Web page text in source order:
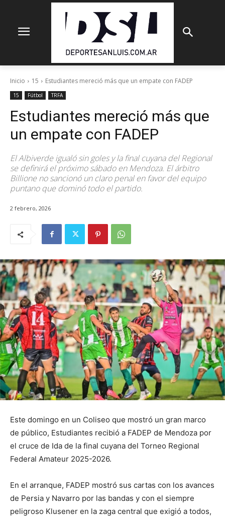
Inicio 15 Estudiantes mereció más que un empate con FADEP
15 Fútbol TRFA
Estudiantes mereció más que
un empate con FADEP
El Albiverde igualó sin goles y la final cuyana del Regional
se definirá el próximo sábado en Mendoza. El árbitro
Billione no sancionó un claro penal en favor del equipo
puntano que dominó todo el partido.
2 febrero, 2026
Este domingo en un Coliseo que mostró un gran marco
de público, Estudiantes recibió a FADEP de Mendoza por
el cruce de Ida de la final cuyana del Torneo Regional
Federal Amateur 2025-2026.
En el arranque, FADEP mostró sus cartas con los avances
de Persia y Navarro por las bandas y con el siempre
peligroso Klusener en la zaga central que exigió a todos,